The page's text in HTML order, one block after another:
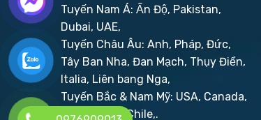
Tuyến Nam Á: Ấn Độ, Pakistan,
Dubai, UAE,
Tuyến Châu Âu: Anh, Pháp, Đức,
Tây Ban Nha, Đan Mạch, Thụy Điển,
Italia, Liên bang Nga,
Tuyến Bắc & Nam Mỹ: USA, Canada,
Brazil, Peru, Chile,.